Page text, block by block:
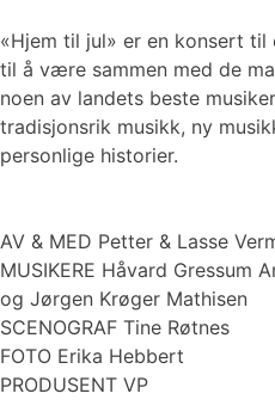
«Hjem til jul» er en konsert
til å være sammen med de
noen av landets beste
tradisjonsrik musikk, ny
personlige historier.
AV & MED Petter & Lasse
MUSIKERE Håvard Gressum
og Jørgen Krøger Mathisen
SCENOGRAF Tine Røtnes
FOTO Erika Hebbert
PRODUSENT VP